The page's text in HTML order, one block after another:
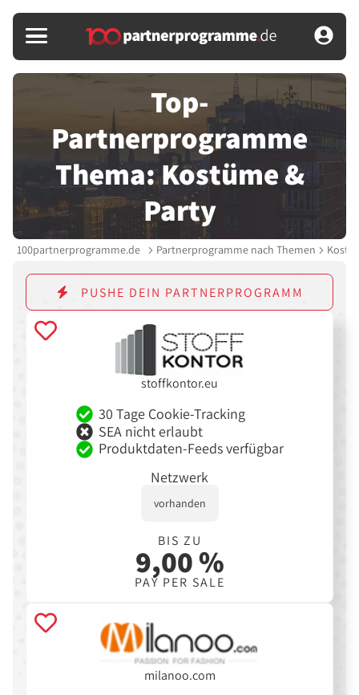
Top-
Partnerprogramme
Thema: Kostüme &
Party
100partnerprogramme.de Partnerprogramme nach Themen
PUSHE DEIN PARTNERPROGRAMM
stoffkontor.eu
30 Tage Cookie-Tracking
SEA nicht erlaubt
Produktdaten-Feeds verfügbar
Netzwerk
vorhanden
BIS ZU
9,00 %
PAY PER SALE
milanoo.com